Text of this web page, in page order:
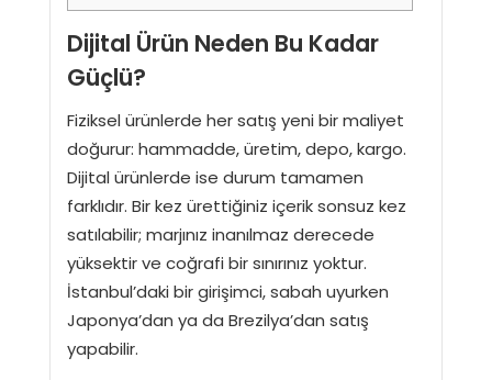
Dijital Ürün Neden Bu Kadar
Güçlü?
Fiziksel ürünlerde her satış yeni bir maliyet
doğurur: hammadde, üretim, depo, kargo.
Dijital ürünlerde ise durum tamamen
farklıdır. Bir kez ürettiğiniz içerik sonsuz kez
satılabilir; marjınız inanılmaz derecede
yüksektir ve coğrafi bir sınırınız yoktur.
İstanbul’daki bir girişimci, sabah uyurken
Japonya’dan ya da Brezilya’dan satış
yapabilir.